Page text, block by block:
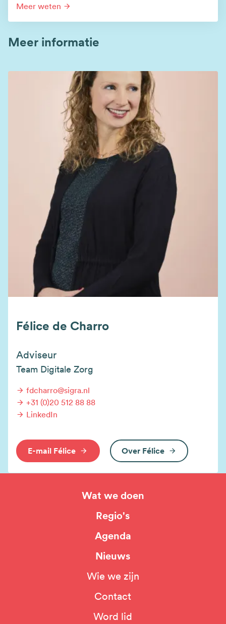
Meer weten
Meer informatie
Félice de Charro
Adviseur
Team Digitale Zorg
fdcharro@sigra.nl
+31 (0)20 512 88 88
LinkedIn
E-mail Félice Over Félice
Wat we doen
Regio's
Agenda
Nieuws
Wie we zijn
Contact
Word lid